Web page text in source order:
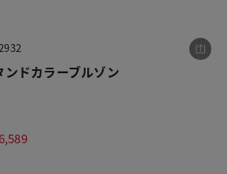
ドカラーブルゾン
6,589
イク・スタンドカラーブルゾン